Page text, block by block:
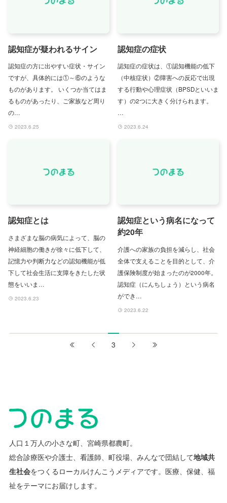
認知症が疑われるサイン
認知症の方に出やすい症状・サイン
ですが、具体的には①～⑥のような
ものがあります。 いくつか当てはま
るものがあったり、ご家族など周り
の…
2023.6.25
認知症の症状
認知症の症状は、①認知機能の低下
（中核症状）②障害への反応で出現
する行動や心理症状（BPSDといいま
す）の2つに大きく分けられます。
…
2023.6.24
認知症とは
さまざまな脳の病気によって、脳の
神経細胞の働きが徐々に低下して、
記憶力や判断力などの認知機能が低
下して社会生活に支障をきたした状
態をいいま…
2023.6.23
認知症という病名になって
約20年
介護への家族の負担を減らし、社会
全体で支えることを目的として、介
護保険制度が始まったのが2000年。
認知症（にんちしょう）という病名
ができ…
2023.6.22
3
人口１万人の小さな町、宮崎県都農町。
総合診療医や介護士、看護師、町役場、みんなで団結して地域共
生社会をつくるローカルけんこうメディアです。 医療、保健、福
祉をテーマにお届けします。